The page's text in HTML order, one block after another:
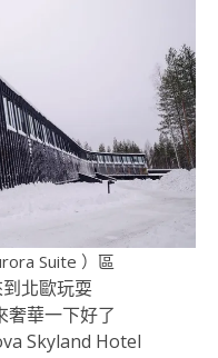
Suite ）區
北歐玩耍
奢華一下好了
Skyland Hotel